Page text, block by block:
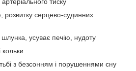
розвитку серцево-судинних
усуває печію, нудоту
з безсонням і порушеннями сну